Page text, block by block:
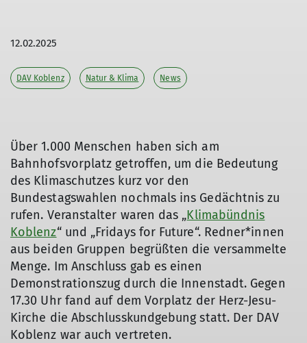
12.02.2025
DAV Koblenz Natur & Klima News
Über 1.000 Menschen haben sich am
Bahnhofsvorplatz getroffen, um die Bedeutung
des Klimaschutzes kurz vor den
Bundestagswahlen nochmals ins Gedächtnis zu
rufen. Veranstalter waren das „Klimabündnis
Koblenz“ und „Fridays for Future“. Redner*innen
aus beiden Gruppen begrüßten die versammelte
Menge. Im Anschluss gab es einen
Demonstrationszug durch die Innenstadt. Gegen
17.30 Uhr fand auf dem Vorplatz der Herz-Jesu-
Kirche die Abschlusskundgebung statt. Der DAV
Koblenz war auch vertreten.